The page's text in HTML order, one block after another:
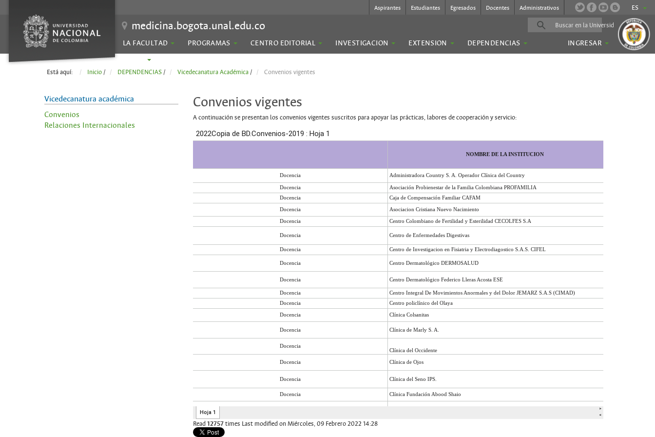
ES
Aspirantes Estudiantes Egresados Docentes Administrativos
medicina.bogota.unal.edu.co
LA FACULTAD PROGRAMAS CENTRO EDITORIAL INVESTIGACION EXTENSION DEPENDENCIAS
INGRESAR
Está aquí: Inicio / DEPENDENCIAS / Vicedecanatura Académica / Convenios vigentes
Vicedecanatura académica
Convenios
Relaciones Internacionales
Convenios vigentes
A continuación se presentan los convenios vigentes suscritos para apoyar las prácticas, labores de cooperación y servicio:
Read12757times Last modified on Miércoles, 09 Febrero 2022 14:28